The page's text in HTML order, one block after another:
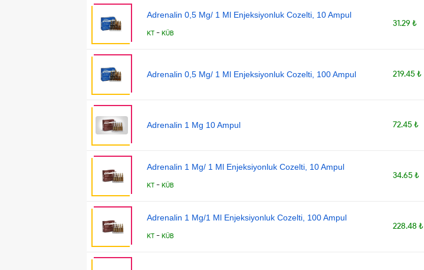
Adrenalin 0,5 Mg/ 1 Ml Enjeksiyonluk Cozelti, 10 Ampul
KT - KÜB
31.29 ₺
Adrenalin 0,5 Mg/ 1 Ml Enjeksiyonluk Cozelti, 100 Ampul 219.45 ₺
Adrenalin 1 Mg 10 Ampul 72.45 ₺
Adrenalin 1 Mg/ 1 Ml Enjeksiyonluk Cozelti, 10 Ampul
KT - KÜB
34.65 ₺
Adrenalin 1 Mg/1 Ml Enjeksiyonluk Cozelti, 100 Ampul
KT - KÜB
228.48 ₺